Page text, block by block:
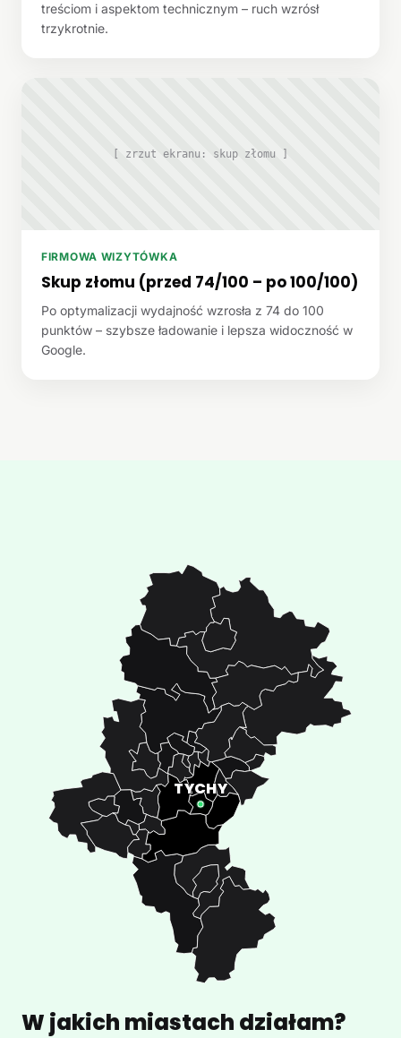
treściom i aspektom technicznym – ruch wzrósł
trzykrotnie.
[ zrzut ekranu: skup złomu ]
FIRMOWA WIZYTÓWKA
Skup złomu (przed 74/100 – po 100/100)
Po optymalizacji wydajność wzrosła z 74 do 100
punktów – szybsze ładowanie i lepsza widoczność w
Google.
W jakich miastach działam?